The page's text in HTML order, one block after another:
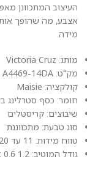
העיצוב המתכוונן
אצבע, מה שהופך
מידה.
מותג: Victoria Cruz
מק"ט: A4469-14DA
קולקציה: Maisie
חומר: כסף סטרלינג בציפוי
שיבוצים: קריסטלים
סוג טבעת: מתכווננת
טווח מידות: 11 עד 20
גודל המוטיב: 1.2 x 0.6 ס"מ